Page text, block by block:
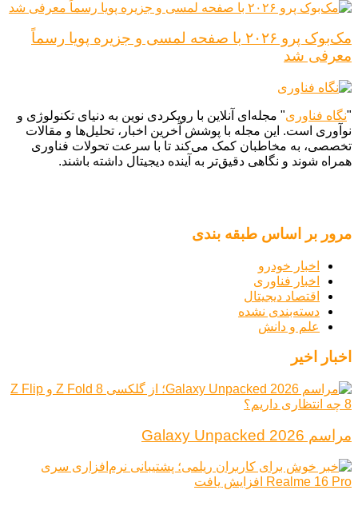
مک‌بوک پرو ۲۰۲۶ با صفحه لمسی و جزیره پویا رسماً
معرفی شد
"نگاه فناوری" مجله‌ای آنلاین با رویکردی نوین به دنیای تکنولوژی و
نوآوری است. این مجله با پوشش آخرین اخبار، تحلیل‌ها و مقالات
تخصصی، به مخاطبان کمک می‌کند تا با سرعت تحولات فناوری
همراه شوند و نگاهی دقیق‌تر به آینده دیجیتال داشته باشند.
مرور بر اساس طبقه بندی
اخبار خودرو
اخبار فناوری
اقتصاد دیجیتال
دسته‌بندی نشده
علم و دانش
اخبار اخیر
مراسم Galaxy Unpacked 2026